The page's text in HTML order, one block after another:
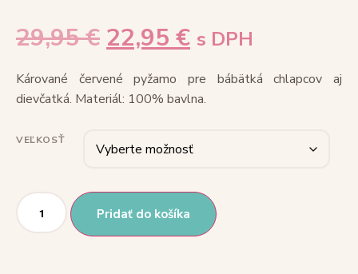
29,95€ 22,95 € s DPH
Kárované červené pyžamo pre bábätká chlapcov aj
dievčatká. Materiál: 100% bavlna.
VEĽKOSŤ
Pridať do košíka